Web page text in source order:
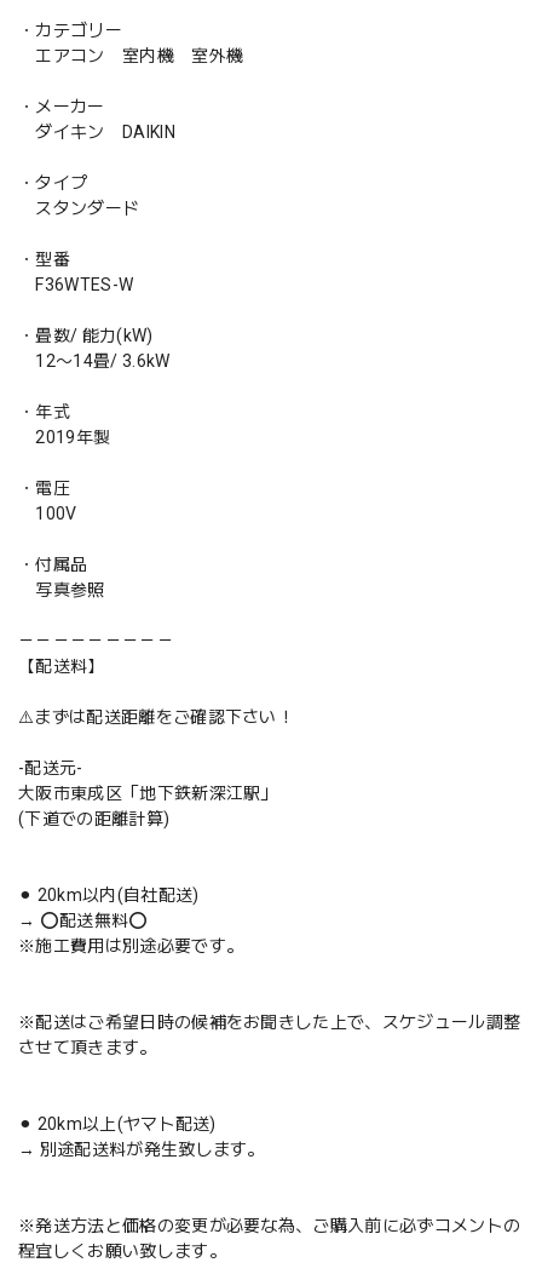
・カテゴリー
エアコン 室内機 室外機
・メーカー
ダイキン DAIKIN
・タイプ
スタンダード
・型番
F36WTES-W
・畳数/ 能力(kW)
12〜14畳/ 3.6kW
・年式
2019年製
・電圧
100V
・付属品
写真参照
－－－－－－－－－
【配送料】
⚠️まずは配送距離をご確認下さい！
-配送元-
大阪市東成区「地下鉄新深江駅」
(下道での距離計算)
⚫︎ 20km以内(自社配送)
→ ⭕️配送無料⭕️
※施工費用は別途必要です。
※配送はご希望日時の候補をお聞きした上で、スケジュール調整
させて頂きます。
⚫︎ 20km以上(ヤマト配送)
→ 別途配送料が発生致します。
※発送方法と価格の変更が必要な為、ご購入前に必ずコメントの
程宜しくお願い致します。